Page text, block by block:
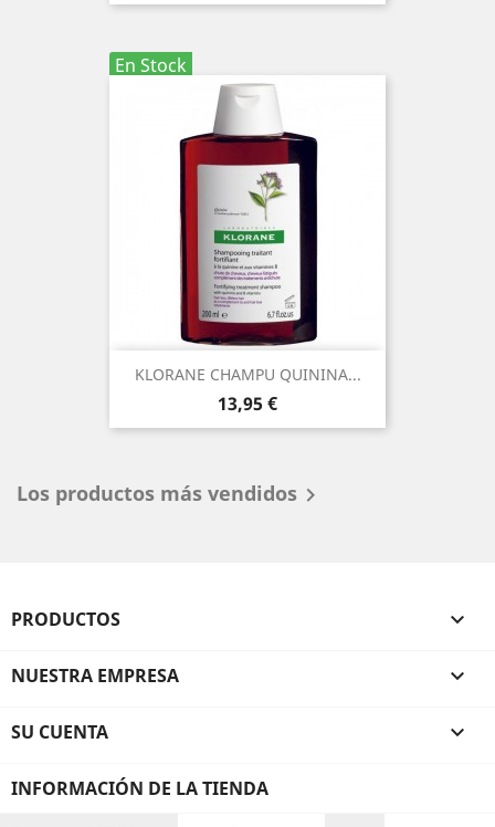
En Stock
KLORANE CHAMPU QUININA...
Precio
13,95 €
Los productos más vendidos 
PRODUCTOS 
NUESTRA EMPRESA 
SU CUENTA 
INFORMACIÓN DE LA TIENDA